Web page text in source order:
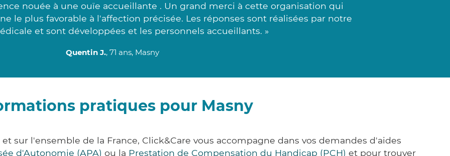
nouée à une ouïe accueillante . Un grand merci à cette organisation qui
le plus favorable à l'affection précisée. Les réponses sont réalisées par notre
et sont développées et les personnels accueillants. »
Quentin J., 71 ans, Masny
pratiques pour Masny
sur l'ensemble de la France, Click&Care vous accompagne dans vos demandes d'aides
d'Autonomie (APA) ou la Prestation de Compensation du Handicap (PCH) et pour trouver